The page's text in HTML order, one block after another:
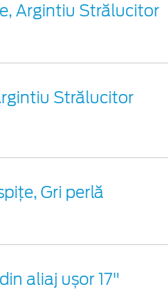
Argintiu Strălucitor
Strălucitor
Gri perlă
aliaj ușor 17"